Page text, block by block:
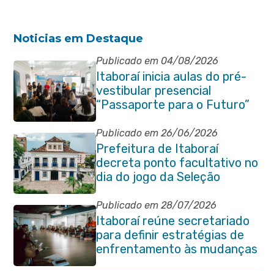
Noticias em Destaque
Publicado em 04/08/2026
Itaboraí inicia aulas do pré-
vestibular presencial
“Passaporte para o Futuro”
Publicado em 26/06/2026
Prefeitura de Itaboraí
decreta ponto facultativo no
dia do jogo da Seleção
Brasileira
Publicado em 28/07/2026
Itaboraí reúne secretariado
para definir estratégias de
enfrentamento às mudanças
climáticas